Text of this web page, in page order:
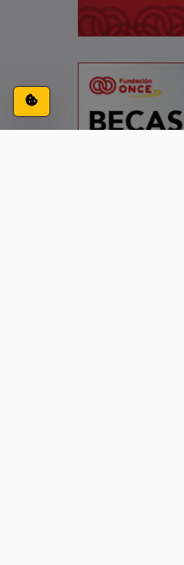
Configuración de cookies